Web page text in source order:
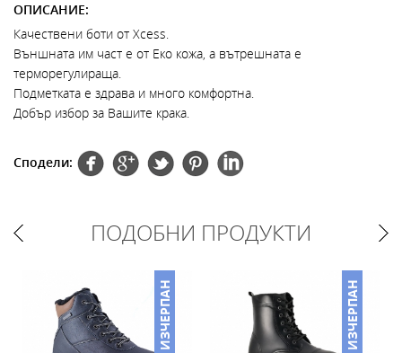
ОПИСАНИЕ:
Качествени боти от Xcess.
Външната им част е от Еко кожа, а вътрешната е
терморегулираща.
Подметката е здрава и много комфортна.
Добър избор за Вашите крака.
Сподели:
ПОДОБНИ ПРОДУКТИ
ИЗЧЕРПАН ИЗЧЕРПАН